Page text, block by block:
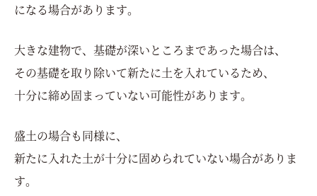
になる場合があります。
大きな建物で、基礎が深いところまであった場合は、
その基礎を取り除いて新たに土を入れているため、
十分に締め固まっていない可能性があります。
盛土の場合も同様に、
新たに入れた土が十分に固められていない場合がありま
す。